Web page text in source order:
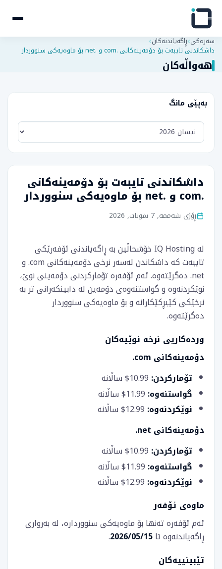
سەرەکی ڕاگەیاندنەکان
داشکاندنی تایبەت بۆ دۆمەینەکانی .com و .net بۆ ماوەیەکی سنووردار
هەواڵەکان
بەپێی مانگ
داشکاندنی تایبەت بۆ دۆمەینەکانی
.com و .net بۆ ماوەیەکی سنووردار
ڕۆژی شەممە, 7 شوبات, 2026
لە IQ Hosting خۆشحاڵین بە ڕاگەیاندنی ئۆفەرێکی
تایبەت کە داشکاندن لەسەر نرخی دۆمەینەکانی ‎.com و
‎.net دەگرێتەوە. ئەم ئۆفەرە تۆمارکردنی دۆمەینی نوێ،
نوێکردنەوە و گواستنەوەی دۆمەین لە دابینکەرانی تر بە
نرخێکی کێبڕکێکارانە و بۆ ماوەیەکی سنووردار
دەگرێتەوە.
وردەکاریی نرخە نوێیەکان
دۆمەینەکانی ‎.com
تۆمارکردن:
گواستنەوە:
نوێکردنەوە:
دۆمەینەکانی ‎.net
تۆمارکردن:
گواستنەوە:
نوێکردنەوە:
ماوەی ئۆفەر
ئەم ئۆفەرە تەنها بۆ ماوەیەکی سنووردارە، لە بەرواری
ڕاگەیاندنەوە تا2026/05/15
.
تێبینییەکان